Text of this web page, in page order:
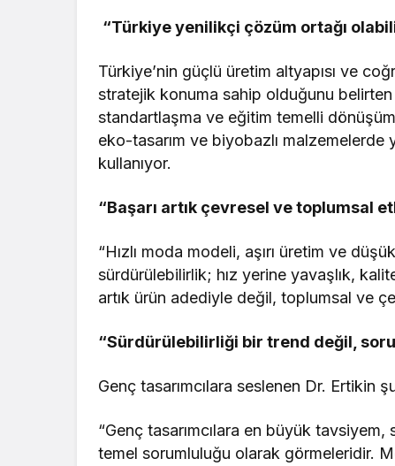
“Türkiye yenilikçi çözüm ortağı
Türkiye’nin güçlü üretim altyapısı ve
stratejik konuma sahip olduğunu
standartlaşma ve eğitim temelli
eko-tasarım ve biyobazlı
kullanıyor.
“Başarı artık çevresel ve toplumsal
“Hızlı moda modeli, aşırı üretim ve
sürdürülebilirlik; hız yerine yavaşlık,
artık ürün adediyle değil, toplumsal ve
“Sürdürülebilirliği bir trend değil,
Genç tasarımcılara seslenen Dr. Ertikin
“Genç tasarımcılara en büyük
temel sorumluluğu olarak görmeleridir.